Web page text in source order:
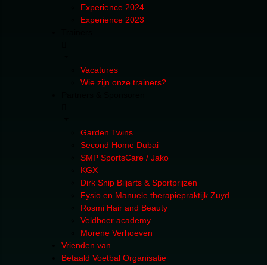
Experience 2024
Experience 2023
Vacatures
Wie zijn onze trainers?
Garden Twins
Second Home Dubai
SMP SportsCare / Jako
KGX
Dirk Snip Biljarts & Sportprijzen
Fysio en Manuele therapiepraktijk Zuyd
Rosmi Hair and Beauty
Veldboer academy
Morene Verhoeven
Vrienden van....
Betaald Voetbal Organisatie